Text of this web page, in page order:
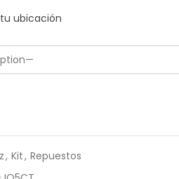
ubicación
, Kit, Repuestos